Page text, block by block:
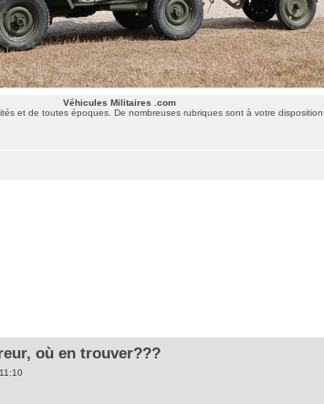
Véhicules Militaires .com
et de toutes époques. De nombreuses rubriques sont à votre
où en trouver???